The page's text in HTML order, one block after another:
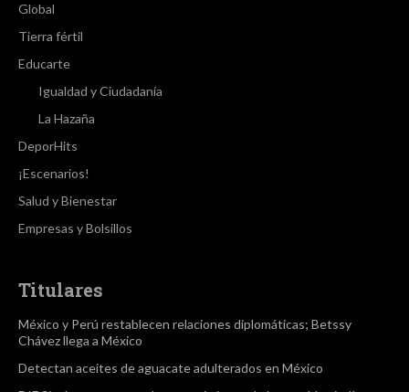
Global
Tierra fértil
Educarte
Igualdad y Ciudadanía
La Hazaña
DeporHits
¡Escenarios!
Salud y Bienestar
Empresas y Bolsillos
Titulares
México y Perú restablecen relaciones diplomáticas; Betssy
Chávez llega a México
Detectan aceites de aguacate adulterados en México